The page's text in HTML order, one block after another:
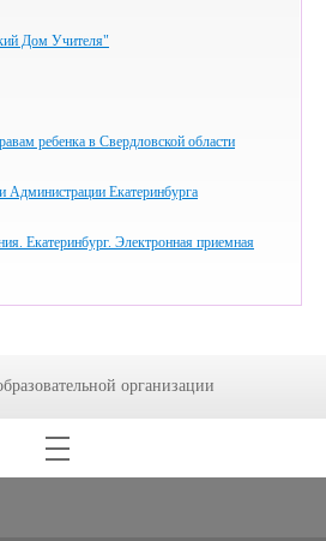
Дом Учителя"
ребенка в Свердловской области
Администрации Екатеринбурга
Екатеринбург. Электронная приемная
организации